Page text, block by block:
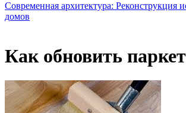
Современная архитектура: Реконструкция
домов
Как обновить паркет